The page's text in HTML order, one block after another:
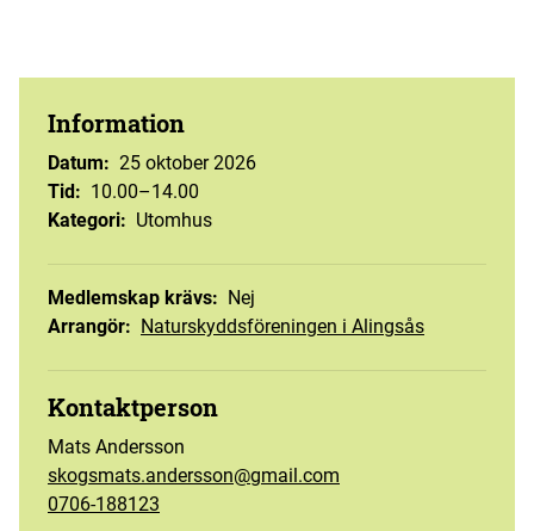
Information
Datum: 25 oktober 2026
Tid: 10.00–14.00
Kategori: Utomhus
Medlemskap krävs: Nej
Arrangör: Naturskyddsföreningen i Alingsås
Kontaktperson
Mats Andersson
skogsmats.andersson@gmail.com
0706-188123